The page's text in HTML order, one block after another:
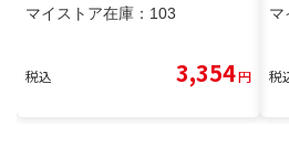
マイストア在庫： 103
税込 3,354円
マ
税